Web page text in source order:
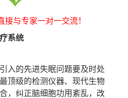
接与专家一对一交流！
系统
的先进失眠问题要及时处
顶级的检测仪器、现代生物
，纠正脑细胞功用紊乱，改